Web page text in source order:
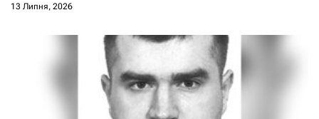
в
13 Липня, 2026